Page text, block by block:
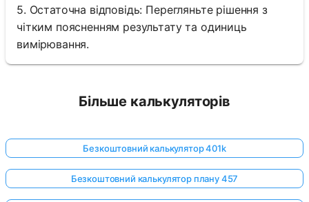
5. Остаточна відповідь: Перегляньте рішення з
чітким поясненням результату та одиниць
вимірювання.
Більше калькуляторів
Безкоштовний калькулятор 401k
Безкоштовний калькулятор плану 457